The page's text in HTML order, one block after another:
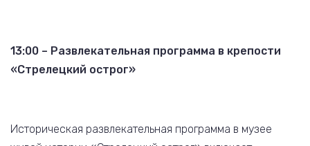
13:00 – Развлекательная программа в крепости
«Стрелецкий острог»
Историческая развлекательная программа в музее